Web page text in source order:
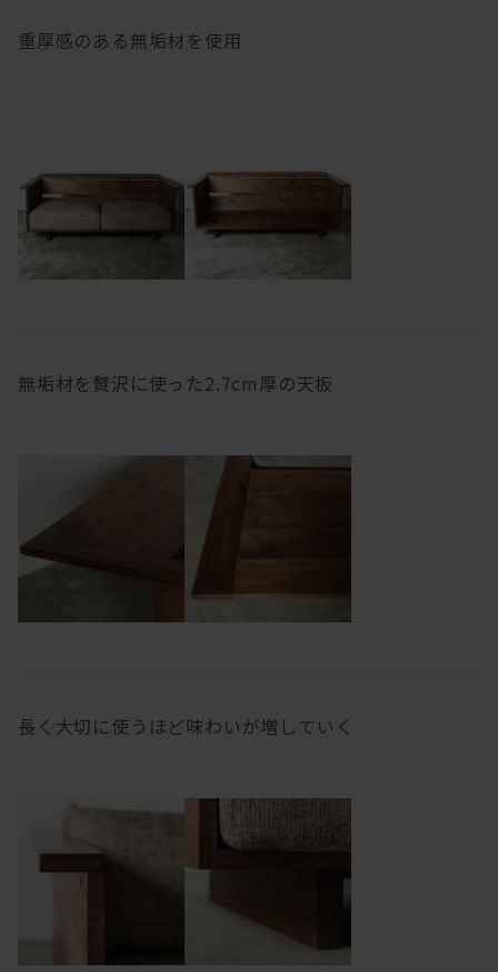
重厚感のある無垢材を使用
無垢材を贅沢に使った2.7cm厚の天板
長く大切に使うほど味わいが増していく